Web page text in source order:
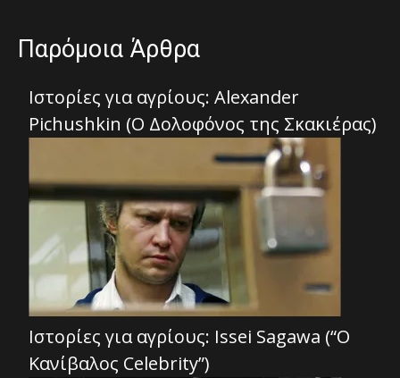
Παρόμοια Άρθρα
Ιστορίες για αγρίους: Alexander
Pichushkin (Ο Δολοφόνος της Σκακιέρας)
Ιστορίες για αγρίους: Issei Sagawa (“Ο
Κανίβαλος Celebrity”)